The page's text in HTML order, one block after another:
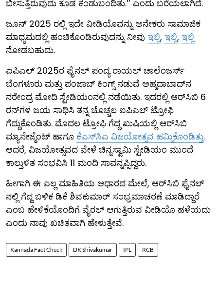
ಬೀಸುತ್ತಿರುವುದು ಕೂಡ ಕಂಡುಬಂದಿತು.’’ ಎಂದು ಬರೆಯಲಾಗಿದೆ.
ಜೂನ್ 2025 ರಲ್ಲಿ ಇದೇ ವೀಡಿಯೊವನ್ನು ಅನೇಕರು ಸಾಮಾಜಿಕ
ಮಾಧ್ಯಮದಲ್ಲಿ ಹಂಚಿಕೊಂಡಿರುವುದನ್ನು ನೀವು ಇಲ್ಲಿ, ಇಲ್ಲಿ, ಇಲ್ಲಿ
ನೋಡಬಹುದು.
ಐಪಿಎಲ್ 2025ರ ಫೈನಲ್ ಪಂದ್ಯ ರಾಯಲ್ ಚಾಲೆಂಜರ್ಸ್
ಬೆಂಗಳೂರು ಮತ್ತು ಪಂಜಾಬ್ ಕಿಂಗ್ಸ್ ನಡುವೆ ಅಹ್ಮದಾಬಾದ್​ನ
ನರೇಂದ್ರ ಮೋದಿ ಸ್ಟೇಡಿಯಂನಲ್ಲಿ ನಡೆಯಿತು. ಇದರಲ್ಲಿ ಆರ್​ಸಿಬಿ 6
ರನ್​ಗಳ ಜಯ ಸಾಧಿಸಿ ತನ್ನ ಚೊಚ್ಚಲ ಐಪಿಎಲ್ ಟ್ರೋಫಿ
ಗೆದ್ದುಕೊಂಡಿತು. ಮೊದಲ ಟ್ರೋಫಿ ಗೆದ್ದ ಖುಷಿಯಲ್ಲಿ ಆರ್​ಸಿಬಿ
ಮ್ಯಾನೇಜ್ಮೆಂಟ್ ಹಾಗೂ ಕೆಎಸ್‌ಸಿಎ ವಿಜಯೋತ್ಸವ ಹಮ್ಮಿಕೊಂಡಿತ್ತು.
ಆದರೆ, ವಿಜಯೋತ್ಸವದ ವೇಳೆ ಚಿನ್ನಸ್ವಾಮಿ ಸ್ಟೇಡಿಯಂ ಮುಂದೆ
ಕಾಲ್ತುಳಿತ ಸಂಭವಿಸಿ 11 ಮಂದಿ ಸಾವನ್ನಪ್ಪಿದ್ದರು.
ಹೀಗಾಗಿ ಈ ಎಲ್ಲ ಮಾಹಿತಿಯ ಆಧಾರದ ಮೇಲೆ, ಆರ್​ಸಿಬಿ ಫೈನಲ್​
ನಲ್ಲಿ ಗೆದ್ದ ಬಳಿಕ ಡಿಕೆ ಶಿವಕುಮಾರ್ ಸಂಭ್ರಮಾಚರಣೆ ಮಾಡಿದ್ದಾರೆ
ಎಂಬ ಹೇಳಿಕೆಯೊಂದಿಗೆ ವೈರಲ್ ಆಗುತ್ತಿರುವ ವೀಡಿಯೊ ಹಳೆಯದು
ಎಂದು ನಾವು ಖಚಿತವಾಗಿ ಹೇಳುತ್ತೇವೆ.
Kannada Fact Check DK Shivakumar IPL RCB